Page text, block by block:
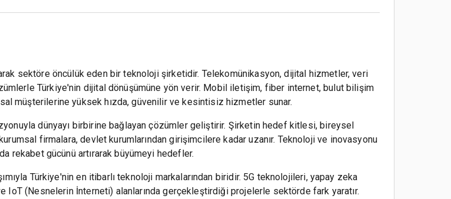
sektöre öncülük eden bir teknoloji şirketidir. Telekomünikasyon, dijital hizmetler, veri
Türkiye'nin dijital dönüşümüne yön verir. Mobil iletişim, fiber internet, bulut bilişim
müşterilerine yüksek hızda, güvenilir ve kesintisiz hizmetler sunar.
dünyayı birbirine bağlayan çözümler geliştirir. Şirketin hedef kitlesi, bireysel
firmalara, devlet kurumlarından girişimcilere kadar uzanır. Teknoloji ve inovasyonu
rekabet gücünü artırarak büyümeyi hedefler.
Türkiye'nin en itibarlı teknoloji markalarından biridir. 5G teknolojileri, yapay zeka
(Nesnelerin İnterneti) alanlarında gerçekleştirdiği projelerle sektörde fark yaratır.